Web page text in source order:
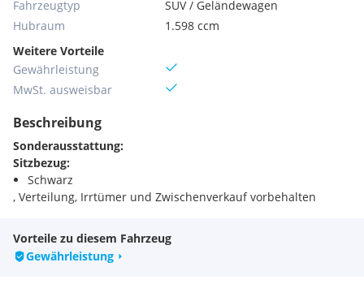
Fahrzeugtyp
SUV / Geländewagen
Hubraum
1.598 ccm
Weitere Vorteile
Gewährleistung
MwSt. ausweisbar
Beschreibung
Sonderausstattung:
Sitzbezug:
Schwarz
, Verteilung, Irrtümer und Zwischenverkauf vorbehalten
Vorteile zu diesem Fahrzeug
Gewährleistung